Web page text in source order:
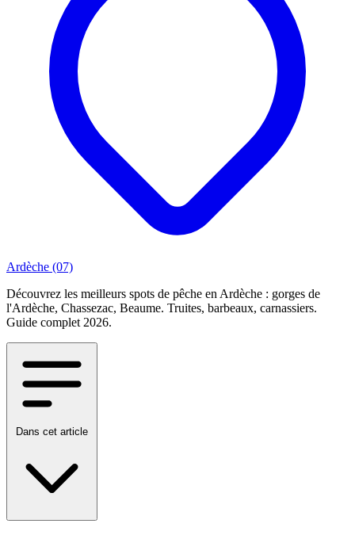
Ardèche (07)
Découvrez les meilleurs spots de pêche en Ardèche : gorges de
l'Ardèche, Chassezac, Beaume. Truites, barbeaux, carnassiers.
Guide complet 2026.
Dans cet article